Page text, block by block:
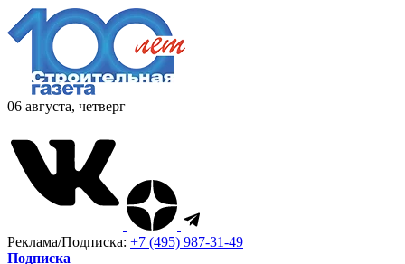
06 августа, четверг
Реклама/Подписка: +7 (495) 987-31-49
Подписка